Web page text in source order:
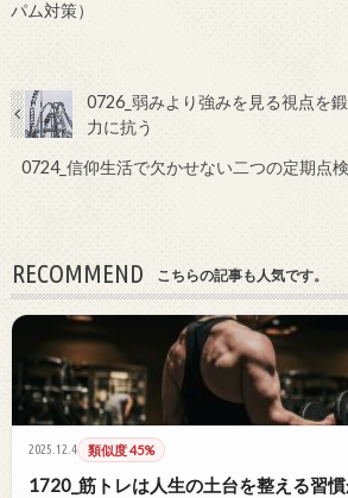
パム対策）
0726_弱みより強みを見る視点を
力に抗う
0724_信仰生活で欠かせない二つの定期点
RECOMMEND こちらの記事も人気です。
2025.12.4 類似度 45%
1720_筋トレは人生の土台を整える習